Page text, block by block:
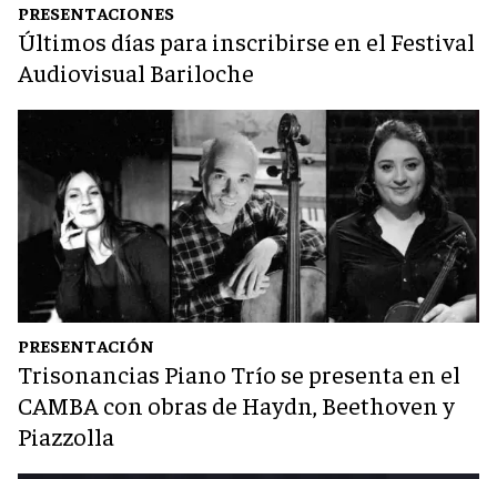
PRESENTACIONES
Últimos días para inscribirse en el Festival
Audiovisual Bariloche
PRESENTACIÓN
Trisonancias Piano Trío se presenta en el
CAMBA con obras de Haydn, Beethoven y
Piazzolla